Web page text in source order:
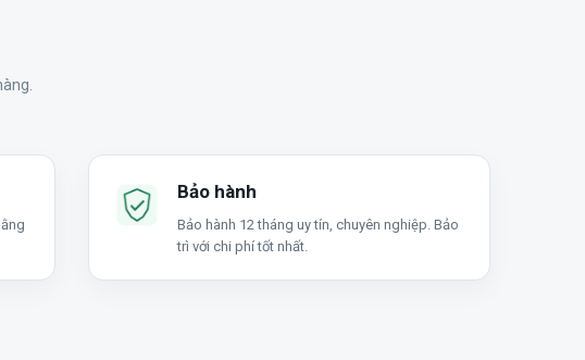
Bảo hành
Bảo hành 12 tháng uy tín, chuyên nghiệp. Bảo
trì với chi phí tốt nhất.